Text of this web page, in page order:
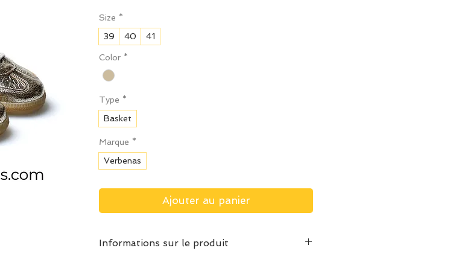
Size *
39
40 41
Color *
Type *
Basket
Marque *
Verbenas
Ajouter au panier
Informations sur le produit